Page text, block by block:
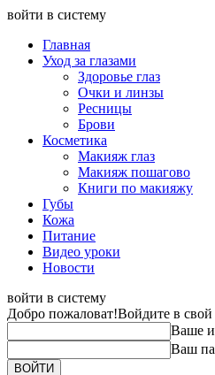
войти в систему
Главная
Уход за глазами
Здоровье глаз
Очки и линзы
Ресницы
Брови
Косметика
Макияж глаз
Макияж пошагово
Книги по макияжу
Губы
Кожа
Питание
Видео уроки
Новости
войти в систему
Добро пожаловат!Войдите в свой
Ваше
Ваш